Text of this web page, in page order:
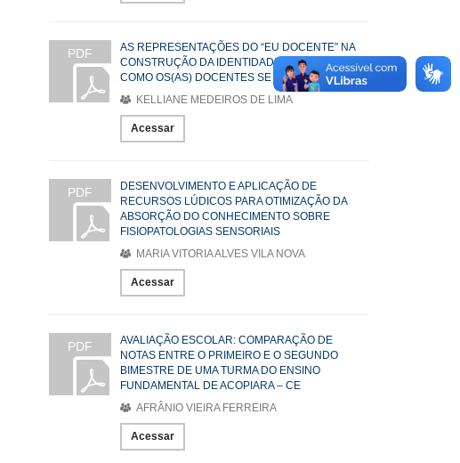
PDF
AS REPRESENTAÇÕES DO “EU DOCENTE” NA
CONSTRUÇÃO DA IDENTIDADE PROFISSIONAL:
COMO OS(AS) DOCENTES SE PERCEBEM
KELLIANE MEDEIROS DE LIMA
Acessar
PDF
DESENVOLVIMENTO E APLICAÇÃO DE
RECURSOS LÚDICOS PARA OTIMIZAÇÃO DA
ABSORÇÃO DO CONHECIMENTO SOBRE
FISIOPATOLOGIAS SENSORIAIS
MARIA VITORIA ALVES VILA NOVA
Acessar
PDF
AVALIAÇÃO ESCOLAR: COMPARAÇÃO DE
NOTAS ENTRE O PRIMEIRO E O SEGUNDO
BIMESTRE DE UMA TURMA DO ENSINO
FUNDAMENTAL DE ACOPIARA – CE
AFRÂNIO VIEIRA FERREIRA
Acessar